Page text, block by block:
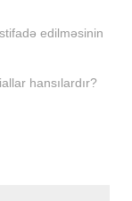
edilməsinin
hansılardır?